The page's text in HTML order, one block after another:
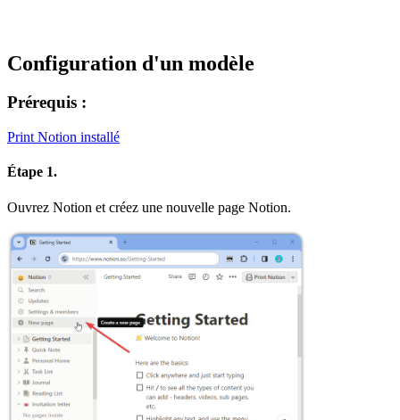
Configuration d'un modèle
Prérequis :
Print Notion installé
Étape 1.
Ouvrez Notion et créez une nouvelle page Notion.